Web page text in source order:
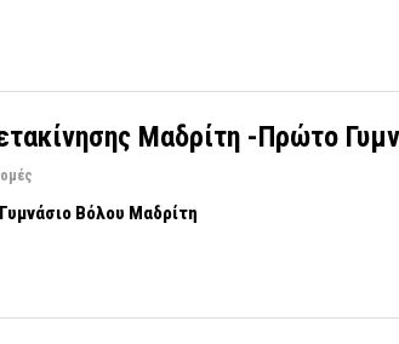
Μαδρίτη -Πρώτο
Βόλου Μαδρίτη